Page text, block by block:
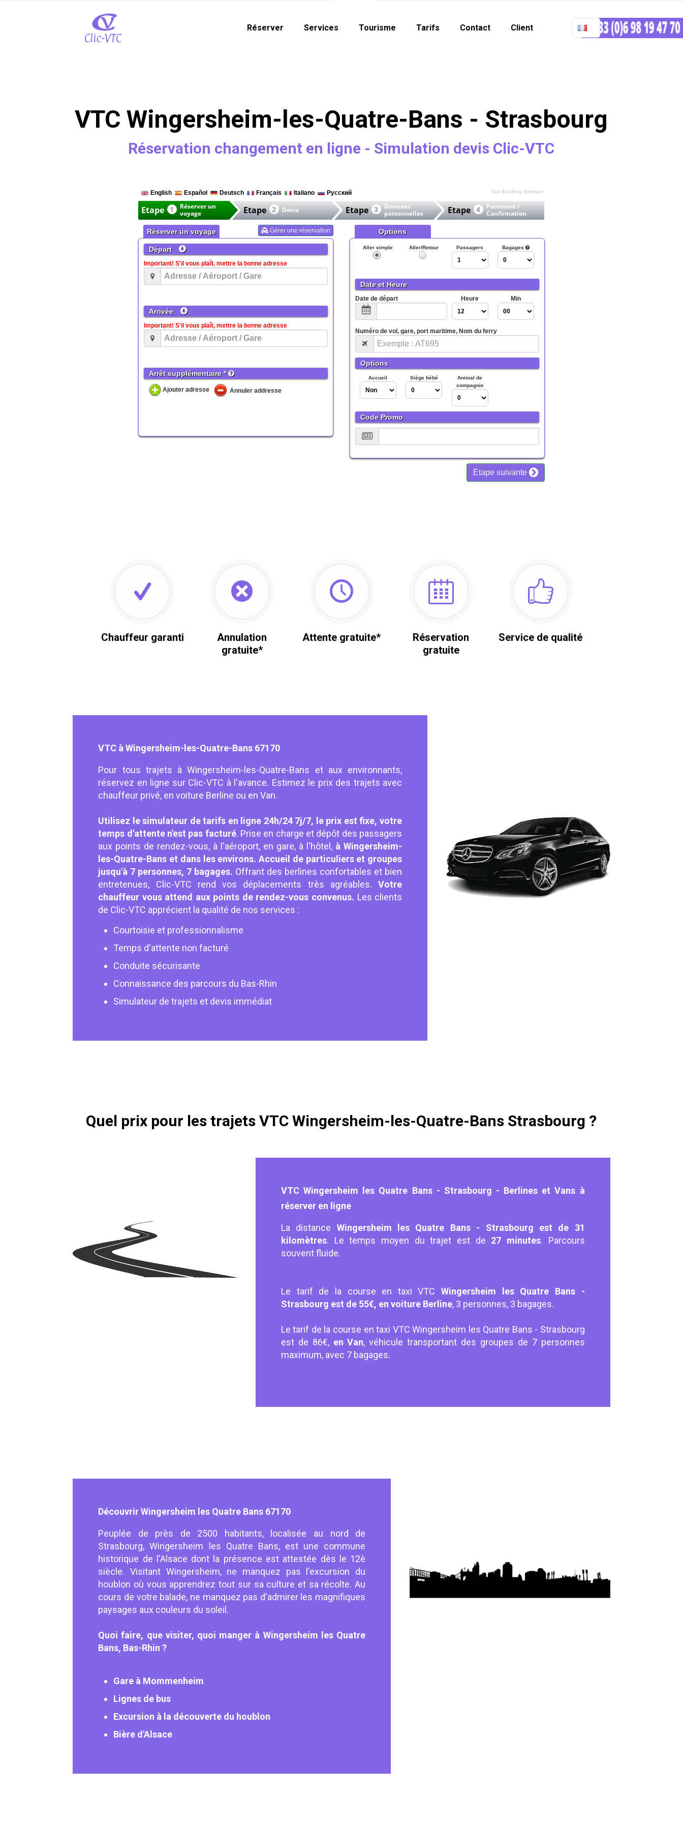
Réserver Services Tourisme Tarifs Contact Client
VTC Wingersheim-les-Quatre-Bans - Strasbourg
Réservation changement en ligne - Simulation devis Clic-VTC
Chauffeur garanti
Annulation
gratuite*
Attente gratuite*
Réservation
gratuite
Service de qualité
VTC à Wingersheim-les-Quatre-Bans 67170
Pour tous trajets à Wingersheim-les-Quatre-Bans et aux environnants,
réservez en ligne sur Clic-VTC à l'avance. Estimez le prix des trajets avec
chauffeur privé, en voiture Berline ou en Van.
Utilisez le simulateur de tarifs en ligne 24h/24 7j/7, le prix est fixe, votre
temps d'attente n'est pas facturé. Prise en charge et dépôt des passagers
aux points de rendez-vous, à l'aéroport, en gare, à l'hôtel, à Wingersheim-
les-Quatre-Bans et dans les environs. Accueil de particuliers et groupes
jusqu'à 7 personnes, 7 bagages. Offrant des berlines confortables et bien
entretenues, Clic-VTC rend vos déplacements très agréables.Votre
chauffeur vous attend aux points de rendez-vous convenus. Les clients
de Clic-VTC apprécient la qualité de nos services :
Courtoisie et professionnalisme
Temps d'attente non facturé
Conduite sécurisante
Connaissance des parcours du Bas-Rhin
Simulateur de trajets et devis immédiat
Quel prix pour les trajets VTC Wingersheim-les-Quatre-Bans Strasbourg ?
VTC Wingersheim les Quatre Bans - Strasbourg - Berlines et Vans à
réserver en ligne
La distance Wingersheim les Quatre Bans - Strasbourg est de 31
kilomètres. Le temps moyen du trajet est de 27 minutes. Parcours
souvent fluide.
Le tarif de la course en taxi VTCWingersheim les Quatre Bans -
Strasbourg est de 55€, en voiture Berline, 3 personnes, 3 bagages.
Le tarif de la course en taxi VTC Wingersheim les Quatre Bans - Strasbourg
est de 86€, en Van, véhicule transportant des groupes de 7 personnes
maximum, avec 7 bagages.
Découvrir Wingersheim les Quatre Bans 67170
Peuplée de près de 2500 habitants, localisée au nord de
Strasbourg, Wingersheim les Quatre Bans, est une commune
historique de l'Alsace dont la présence est attestée dès le 12è
siècle. Visitant Wingersheim, ne manquez pas l'excursion du
houblon où vous apprendrez tout sur sa culture et sa récolte. Au
cours de votre balade, ne manquez pas d'admirer les magnifiques
paysages aux couleurs du soleil.
Quoi faire, que visiter, quoi manger à Wingersheim les Quatre
Bans, Bas-Rhin ?
Gare à Mommenheim
Lignes de bus
Excursion à la découverte du houblon
Bière d'Alsace